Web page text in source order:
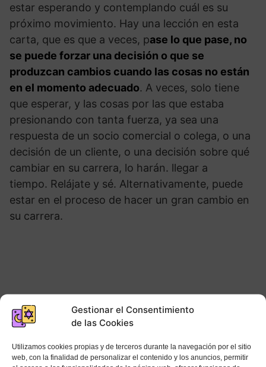
Gestionar el Consentimiento
de las Cookies
Utilizamos cookies propias y de terceros durante la navegación por el sitio
web, con la finalidad de personalizar el contenido y los anuncios, permitir
estar esperando y contemplando cuál es su
próximo movimiento. Hay una lección en esta
carta, que es que a veces, pase lo que pase, no
se puede forzar una decisión o que se
produzcan cambios cuando las cosas no están
en el momento adecuado. A veces, solo tiene
que esperar, y las cosas por las que estaba
presionando con tanta fuerza, ya sea una
respuesta de un socio comercial o colega, o una
decisión de un cliente, o una decisión sobre qué
cambiar en su carrera, lo harán. llegar a
tiempo. Relájate y sé. Alternativamente, puede
estar en el proceso de hacer un gran cambio en
su carrera.